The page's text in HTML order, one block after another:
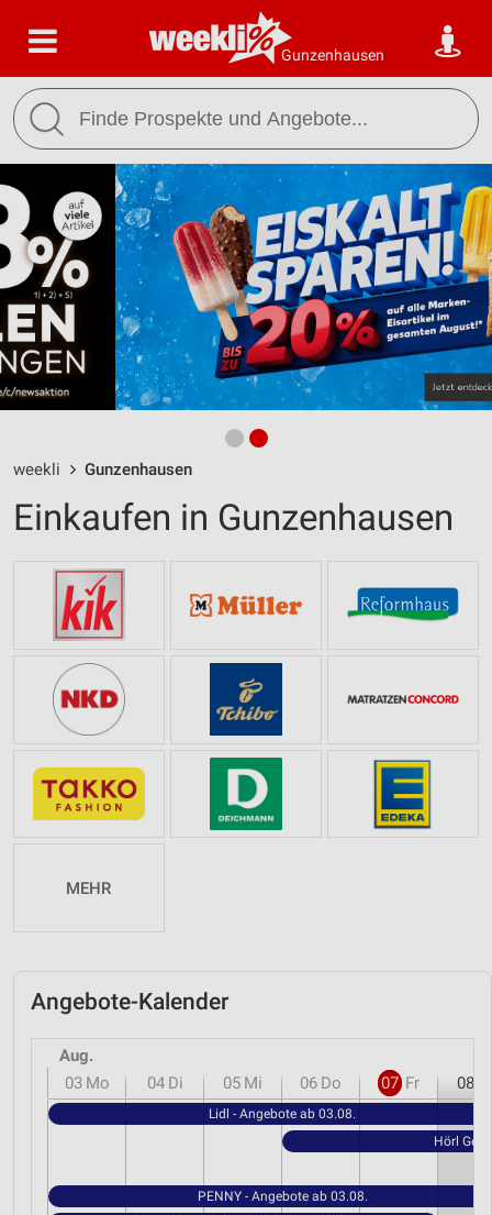
Gunzenhausen
weekli Gunzenhausen
Einkaufen in Gunzenhausen
MEHR
Angebote-Kalender
Aug.
03 Mo 04 Di 05 Mi 06 Do 07 Fr 08
Lidl - Angebote ab 03.08.
Hörl
PENNY - Angebote ab 03.08.